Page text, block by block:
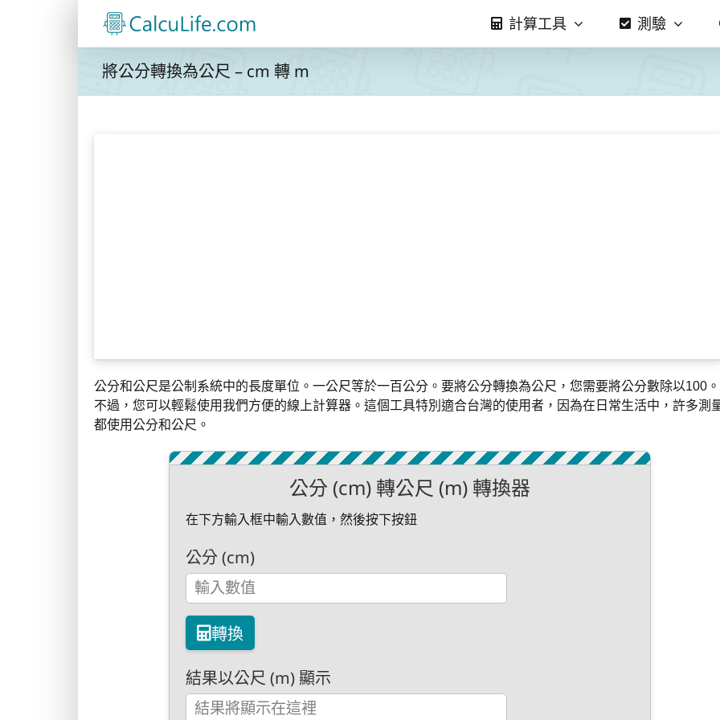
計算工具 測驗
將公分轉換為公尺 – cm 轉 m
公分和公尺是公制系統中的長度單位。一公尺等於一百公分。要將公分轉換為公尺，您需要將公分數除以100。
不過，您可以輕鬆使用我們方便的線上計算器。這個工具特別適合台灣的使用者，因為在日常生活中，許多測
都使用公分和公尺。
公分 (cm) 轉公尺 (m) 轉換器
在下方輸入框中輸入數值，然後按下按鈕
公分 (cm)
轉換
結果以公尺 (m) 顯示